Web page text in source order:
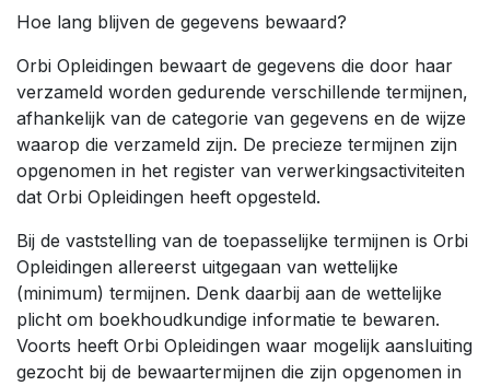
Hoe lang blijven de gegevens bewaard?
Orbi Opleidingen bewaart de gegevens die door haar
verzameld worden gedurende verschillende termijnen,
afhankelijk van de categorie van gegevens en de wijze
waarop die verzameld zijn. De precieze termijnen zijn
opgenomen in het register van verwerkingsactiviteiten
dat Orbi Opleidingen heeft opgesteld.
Bij de vaststelling van de toepasselijke termijnen is Orbi
Opleidingen allereerst uitgegaan van wettelijke
(minimum) termijnen. Denk daarbij aan de wettelijke
plicht om boekhoudkundige informatie te bewaren.
Voorts heeft Orbi Opleidingen waar mogelijk aansluiting
gezocht bij de bewaartermijnen die zijn opgenomen in